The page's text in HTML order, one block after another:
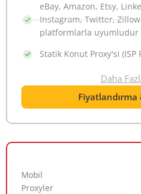
eBay, Amazon, Etsy,
Instagram, Twitter,
platformlarla uyumludur
Statik Konut Proxy'si (ISP
Daha
Fiyatlandırma
Mobil
Proxyler